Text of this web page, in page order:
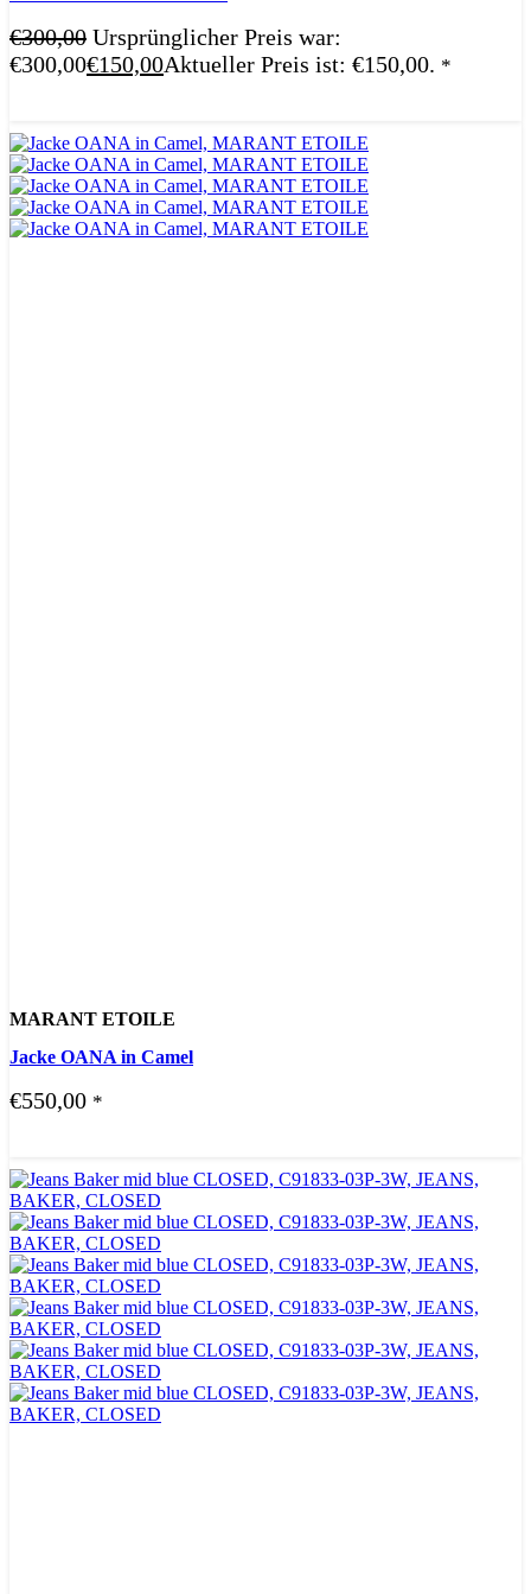
€300,00 Ursprünglicher Preis war:
€300,00€150,00Aktueller Preis ist: €150,00. *
MARANT ETOILE
Jacke OANA in Camel
€550,00 *